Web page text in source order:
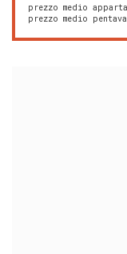
prezzo medio
prezzo medio